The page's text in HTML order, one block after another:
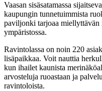
Vaasan sisäsatamassa
kaupungin tunnetuimmista
paviljonki tarjoaa miellyttävän
ympäristossa.
Ravintolassa on noin 220
lisäpaikkaa. Voit nauttia
kun ihailet kaunista
arvosteluja ruoastaan ja
ravintoloista.